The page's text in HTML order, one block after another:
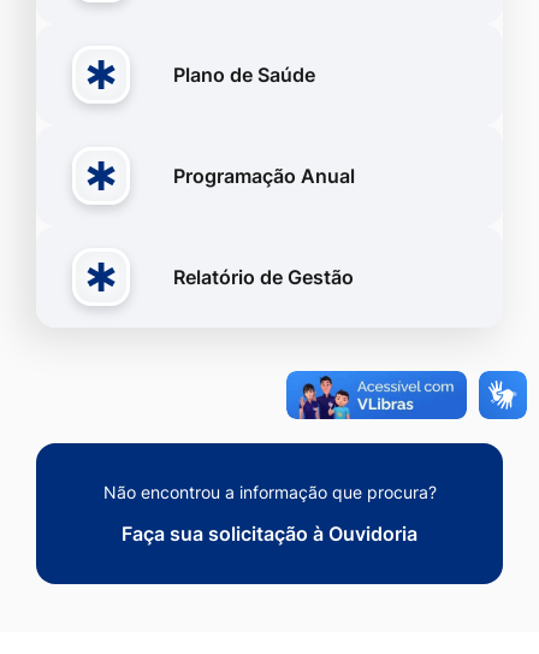
Plano de Saúde
Programação Anual
Relatório de Gestão
Não encontrou a informação que procura?
Faça sua solicitação à Ouvidoria